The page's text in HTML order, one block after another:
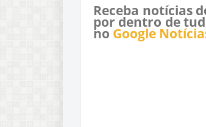
Receba notícias
por dentro de
no Google